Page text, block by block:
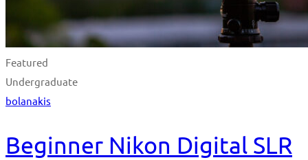
Featured
Undergraduate
bolanakis
Beginner Nikon Digital SLR